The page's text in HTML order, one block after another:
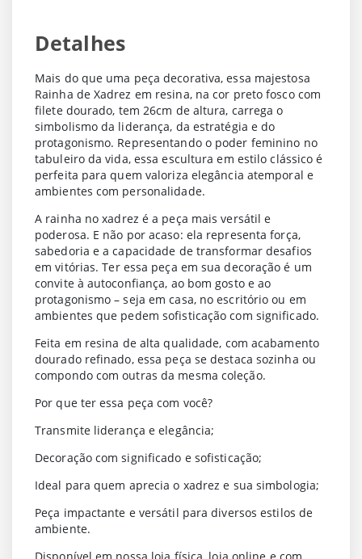
Detalhes
Mais do que uma peça decorativa, essa majestosa
Rainha de Xadrez em resina, na cor preto fosco com
filete dourado, tem26cm de altura, carrega o
simbolismo da liderança, da estratégia e do
protagonismo. Representando o poder feminino no
tabuleiro da vida, essa escultura em estilo clássico é
perfeita para quem valoriza elegância atemporal e
ambientes com personalidade.
A rainha no xadrez é a peça mais versátil e
poderosa. E não por acaso: ela representaforça,
sabedoria e a capacidade de transformar desafios
em vitórias. Ter essa peça em sua decoração é um
convite à autoconfiança, ao bom gosto e ao
protagonismo – seja em casa, no escritório ou em
ambientes que pedem sofisticação com significado.
Feita em resina de alta qualidade, com acabamento
dourado refinado, essa peça se destaca sozinha ou
compondo com outras da mesma coleção.
Por que ter essa peça com você?
Transmite liderança e elegância;
Decoração com significado e sofisticação;
Ideal para quem aprecia o xadrez e sua simbologia;
Peça impactante e versátil para diversos estilos de
ambiente.